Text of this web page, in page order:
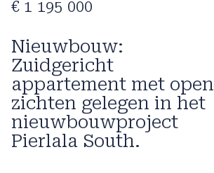
Nieuwbouw:
Zuidgericht
appartement met open
zichten gelegen in het
nieuwbouwproject
Pierlala South.
€ 1 195 000